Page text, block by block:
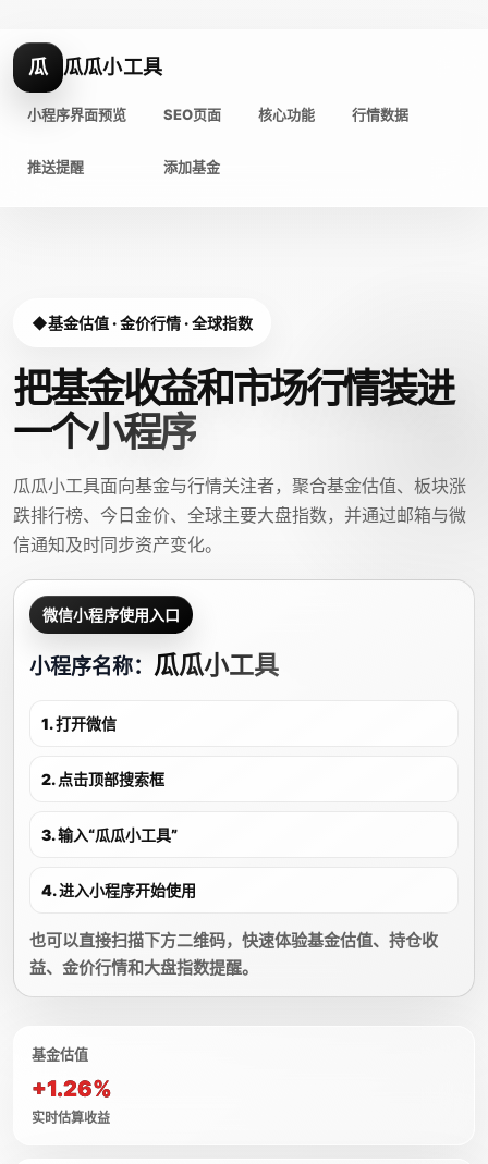
瓜 瓜瓜小工具
小程序界面预览 SEO页面 核心功能 行情数据
推送提醒 添加基金
基金估值 · 金价行情 · 全球指数
把基金收益和市场行情装进
一个小程序
瓜瓜小工具面向基金与行情关注者，聚合基金估值、板块涨
跌排行榜、今日金价、全球主要大盘指数，并通过邮箱与微
信通知及时同步资产变化。
微信小程序使用入口
小程序名称： 瓜瓜小工具
1. 打开微信
2. 点击顶部搜索框
3. 输入“瓜瓜小工具”
4. 进入小程序开始使用
也可以直接扫描下方二维码，快速体验基金估值、持仓收
益、金价行情和大盘指数提醒。
基金估值
+1.26%
实时估算收益